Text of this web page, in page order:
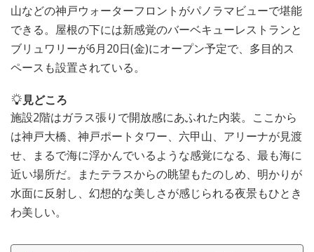
山などの神戸ウォーターフロントがパノラマビューで堪能
できる。屋根の下には新感覚のバーベキューレストランと
ブリュワリーが6月20日(金)にオープン予定で、多目的ス
ペースも設置されている。
見どころ
施設2階はガラス張りで開放感にあふれた内装。ここから
は神戸大橋、神戸ポートタワー、六甲山、アリーナが見渡
せ、まるで海に浮かんでいるような感覚になる、最も海に
近い場所だ。またテラスからの眺望もたのしめ、明かりが
水面に反射し、幻想的な美しさが感じられる夜景もひとき
わ美しい。